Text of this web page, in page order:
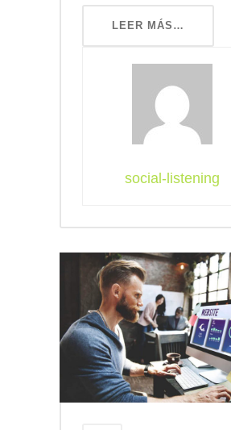
LEER MÁS…
social-listening